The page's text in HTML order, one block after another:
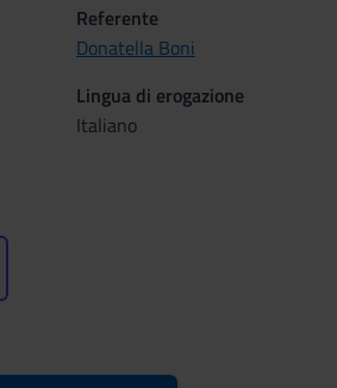
Referente
Donatella Boni
Lingua di erogazione
Italiano